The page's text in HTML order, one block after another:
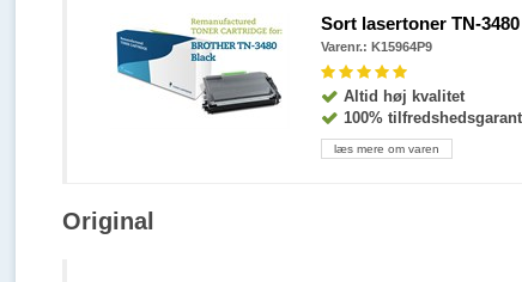
Sort lasertoner TN-
Varenr.: K15964P9
Altid høj kvalitet
100%
læs mere om varen
Original